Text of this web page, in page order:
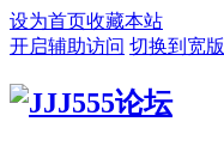
设为首页收藏本站
开启辅助访问 切换到宽版